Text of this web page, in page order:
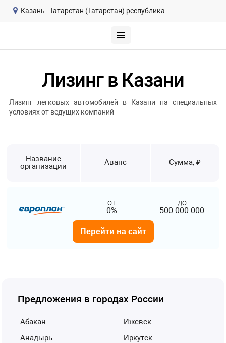
Казань Татарстан (Татарстан) республика
Лизинг в Казани
Лизинг легковых автомобилей в Казани на специальных
условиях от ведущих компаний
Название
организации
Аванс Сумма, ₽
от
0%
до
500 000 000
Перейти на сайт
Предложения в городах России
Абакан
Анадырь
Ижевск
Иркутск